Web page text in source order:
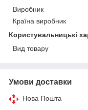
Виробник
Країна виробник
Користувальницькі
Вид товару
Умови доставки
Нова Пошта